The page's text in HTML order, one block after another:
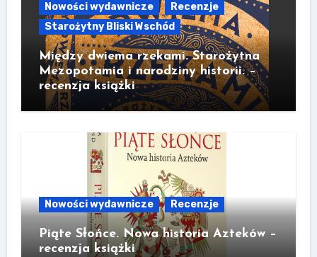
Nowości wydawnicze
Recenzje
Starożytny Bliski Wschód
Między dwiema rzekami. Starożytna
Mezopotamia i narodziny historii. –
recenzja książki
Nowości wydawnicze Recenzje
Piąte Słońce. Nowa historia Azteków –
recenzja książki